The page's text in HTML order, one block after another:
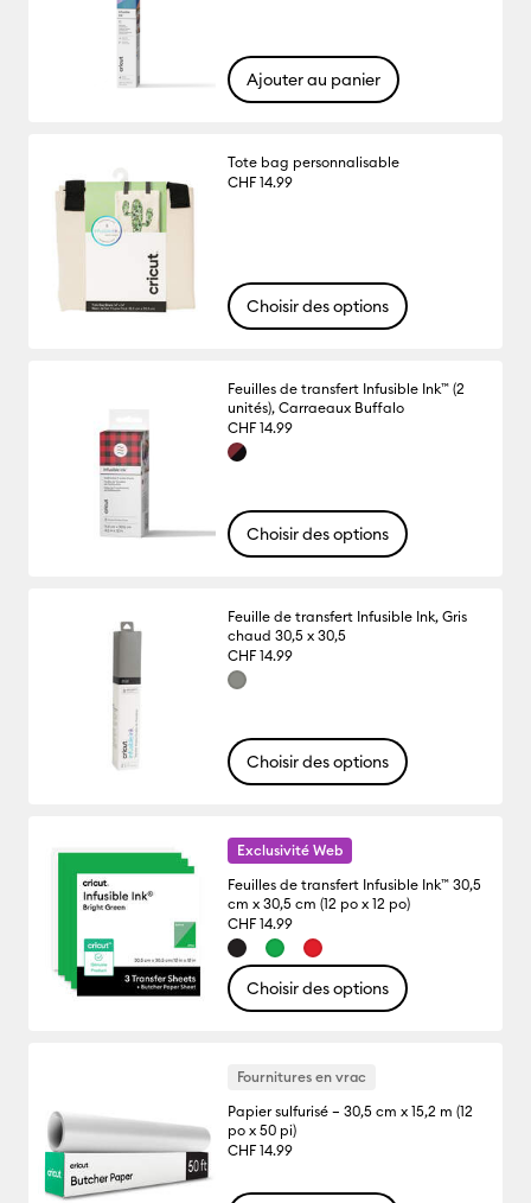
Ajouter au panier
Tote bag personnalisable
CHF 14.99
Choisir des options
Feuilles de transfert Infusible Ink™ (2
unités), Carraeaux Buffalo
CHF 14.99
Choisir des options
Feuille de transfert Infusible Ink, Gris
chaud 30,5 x 30,5
CHF 14.99
Choisir des options
Exclusivité Web
Feuilles de transfert Infusible Ink™ 30,5
cm x 30,5 cm (12 po x 12 po)
CHF 14.99
Choisir des options
Fournitures en vrac
Papier sulfurisé – 30,5 cm x 15,2 m (12
po x 50 pi)
CHF 14.99